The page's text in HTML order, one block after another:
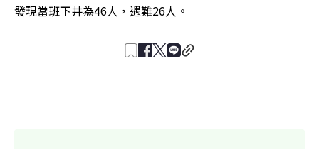
發現當班下井為46人，遇難26人。